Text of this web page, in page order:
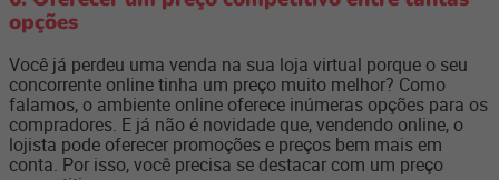
opções
Você já perdeu uma venda na sua loja virtual porque o seu
concorrente online tinha um preço muito melhor? Como
falamos, o ambiente online oferece inúmeras opções para os
compradores. E já não é novidade que, vendendo online, o
lojista pode oferecer promoções e preços bem mais em
conta. Por isso, você precisa se destacar com um preço